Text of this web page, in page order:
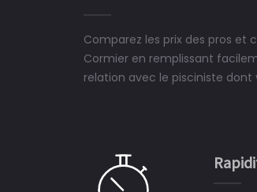
Comparez les prix des pros et
Cormier en remplissant
relation avec le pisciniste dont
ne peut plus s'en passer.
Le